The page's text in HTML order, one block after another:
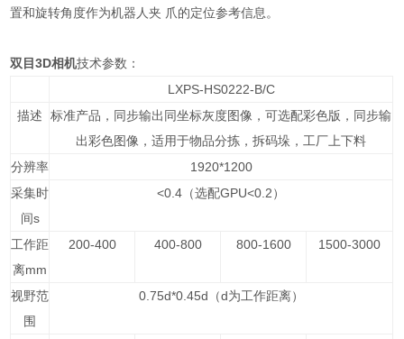
置和旋转角度作为机器人夹 爪的定位参考信息。
双目3D相机技术参数：
LXPS-HS0222-B/C
描述
标准产品，同步输出同坐标灰度图像，可选配彩色版，同步输
出彩色图像，适用于物品分拣，拆码垛，工厂上下料
分辨率
1920*1200
采集时
间s
<0.4（选配GPU<0.2）
工作距
离mm
200-400 400-800 800-1600 1500-3000
视野范
围
0.75d*0.45d（d为工作距离）